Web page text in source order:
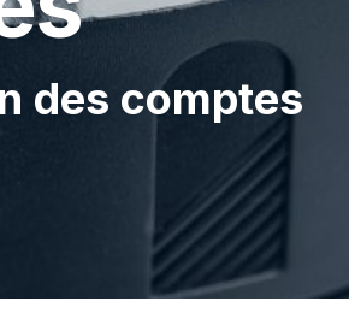
des comptes